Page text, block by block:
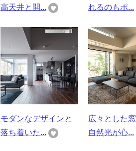
高天井と開...
れるのもポ...
モダンなデザインと
落ち着いた...
広々とした
自然光が心...